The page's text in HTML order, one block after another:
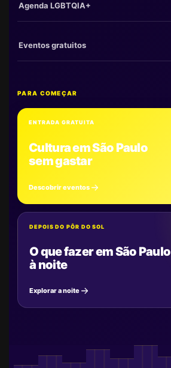
Agenda LGBTQIA+
Eventos gratuitos
PARA COMEÇAR
ENTRADA GRATUITA
Cultura em São Paulo
sem gastar
Descobrir eventos
DEPOIS DO PÔR DO SOL
O que fazer em São Paulo
à noite
Explorar a noite